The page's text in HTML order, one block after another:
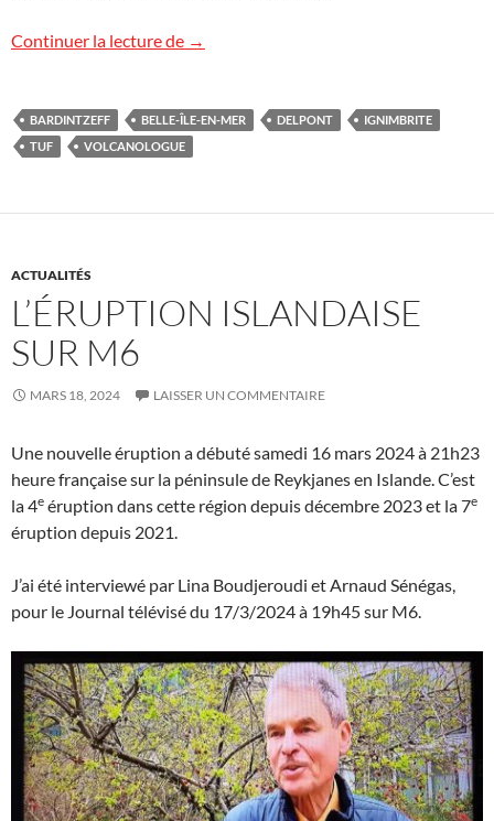
Continuer la lecture de Géologie en Belle-Île-en-Mer
→
BARDINTZEFF BELLE-ÎLE-EN-MER DELPONT
IGNIMBRITE
TUF
VOLCANOLOGUE
ACTUALITÉS
L’ÉRUPTION ISLANDAISE
SUR M6
MARS 18, 2024 LAISSER UN COMMENTAIRE
Une nouvelle éruption a débuté samedi 16 mars 2024 à 21h23
heure française sur la péninsule de Reykjanes en Islande. C’est
la 4e éruption dans cette région depuis décembre 2023 et la 7e
éruption depuis 2021.
J’ai été interviewé par Lina Boudjeroudi et Arnaud Sénégas,
pour le Journal télévisé du 17/3/2024 à 19h45 sur M6.